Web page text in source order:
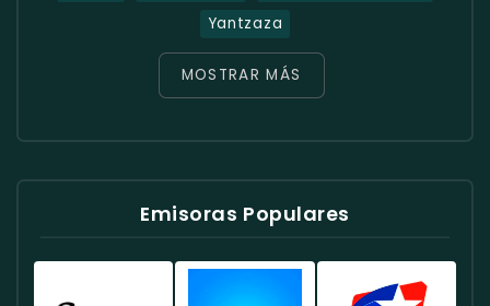
Yantzaza
MOSTRAR MÁS
Emisoras Populares